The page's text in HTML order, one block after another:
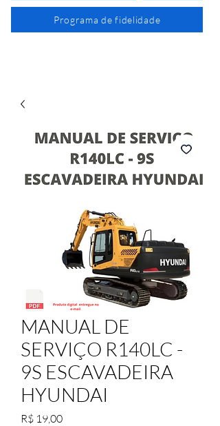
Programa de fidelidade
MANUAL DE
SERVIÇO R140LC -
9S ESCAVADEIRA
HYUNDAI
R$ 19,00Preço